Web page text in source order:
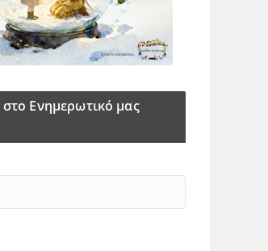
στο Ενημερωτικό μας